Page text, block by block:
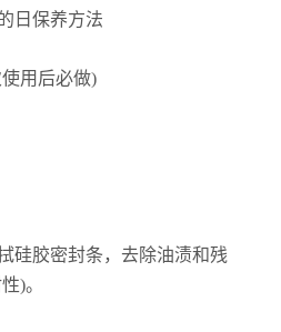
备
日保养方法
用后必做)
胶密封条，去除油渍和残
)。